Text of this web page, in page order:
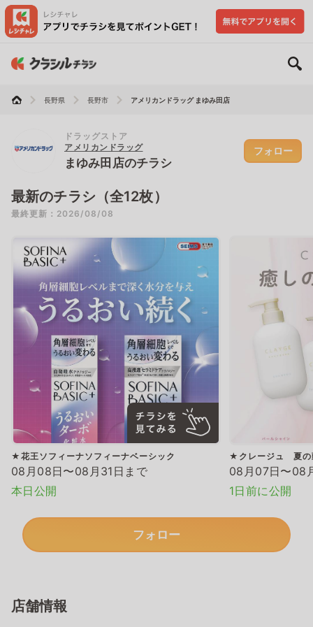
長野県 長野市 アメリカンドラッグ まゆみ田店
ドラッグストア
アメリカンドラッグ
まゆみ田店のチラシ
フォロー
最新のチラシ（全12枚）
最終更新：2026/08/08
★花王ソフィーナソフィーナベーシック
08月08日〜08月31日まで
本日公開
★クレージュ 夏の
08月07日〜08
1日前に公開
フォロー
店舗情報